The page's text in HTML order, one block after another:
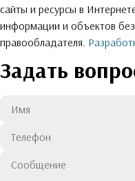
сайты и ресурсы в
информации и объектов без
правообладателя.
Задать